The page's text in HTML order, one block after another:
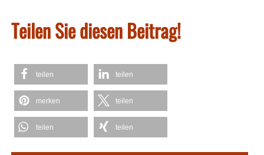
Teilen Sie diesen Beitrag!
teilen teilen
merken teilen
teilen teilen